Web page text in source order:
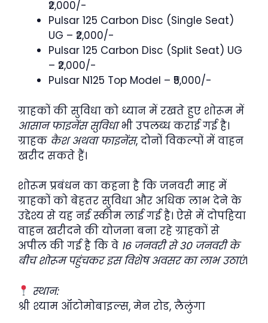
₹2,000/-
Pulsar 125 Carbon Disc (Single Seat)
UG – ₹2,000/-
Pulsar 125 Carbon Disc (Split Seat) UG
– ₹2,000/-
Pulsar N125 Top Model – ₹5,000/-
ग्राहकों की सुविधा को ध्यान में रखते हुए शोरूम में
आसान फाइनेंस सुविधाभी उपलब्ध कराई गई है।
ग्राहक कैश अथवा फाइनेंस, दोनों विकल्पों में वाहन
खरीद सकते हैं।
शोरूम प्रबंधन का कहना है कि जनवरी माह में
ग्राहकों को बेहतर सुविधा और अधिक लाभ देने के
उद्देश्य से यह नई स्कीम लाई गई है। ऐसे में दोपहिया
वाहन खरीदने की योजना बना रहे ग्राहकों से
अपील की गई है कि वे 16 जनवरी से 30 जनवरी के
बीच शोरूम पहुंचकर इस विशेष अवसर का लाभ उठाएं।
स्थान:
श्री श्याम ऑटोमोबाइल्स, मेन रोड, लैलुंगा